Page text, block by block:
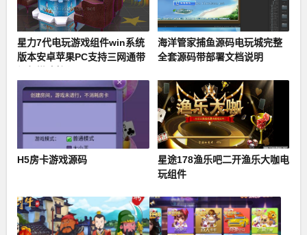
星力7代电玩游戏组件win系统
版本安卓苹果PC支持三网通带
海洋管家捕鱼源码电玩城完整
全套源码带部署文档说明
H5房卡游戏源码
星途178渔乐吧二开渔乐大咖电
玩组件